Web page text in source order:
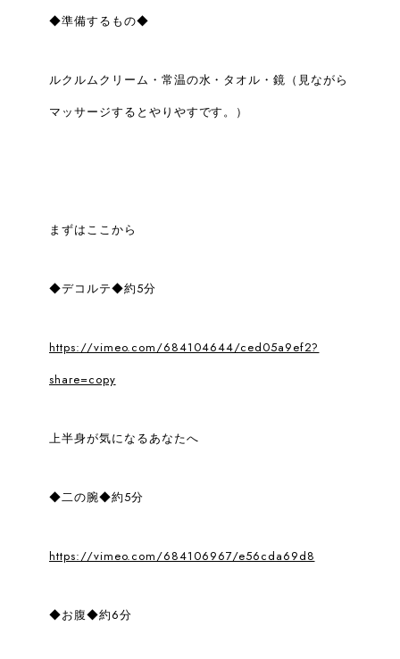
◆準備するもの◆
ルクルムクリーム・常温の水・タオル・鏡（見ながら
マッサージするとやりやすです。）
まずはここから
◆デコルテ◆約5分
https://vimeo.com/684104644/ced05a9ef2?
share=copy
上半身が気になるあなたへ
◆二の腕◆約5分
https://vimeo.com/684106967/e56cda69d8
◆お腹◆約6分